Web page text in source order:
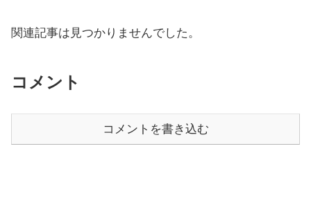
関連記事は見つかりませんでした。
コメント
コメントを書き込む